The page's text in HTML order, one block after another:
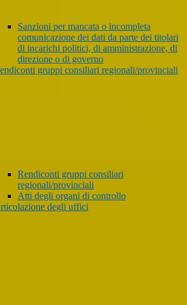
Sanzioni per mancata o incompleta
comunicazione dei dati da parte dei titolari
di incarichi politici, di amministrazione, di
direzione o di governo
gruppi consiliari regionali/provinciali
Rendiconti gruppi consiliari
regionali/provinciali
Atti degli organi di controllo
degli uffici